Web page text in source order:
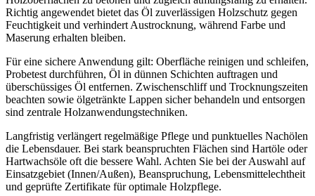
Richtig angewendet bietet das Öl zuverlässigen Holzschutz gegen
Feuchtigkeit und verhindert Austrocknung, während Farbe und
Maserung erhalten bleiben.
Für eine sichere Anwendung gilt: Oberfläche reinigen und schleifen,
Probetest durchführen, Öl in dünnen Schichten auftragen und
überschüssiges Öl entfernen. Zwischenschliff und Trocknungszeiten
beachten sowie ölgetränkte Lappen sicher behandeln und entsorgen
sind zentrale Holzanwendungstechniken.
Langfristig verlängert regelmäßige Pflege und punktuelles Nachölen
die Lebensdauer. Bei stark beanspruchten Flächen sind Hartöle oder
Hartwachsöle oft die bessere Wahl. Achten Sie bei der Auswahl auf
Einsatzgebiet (Innen/Außen), Beanspruchung, Lebensmittelechtheit
und geprüfte Zertifikate für optimale Holzpflege.